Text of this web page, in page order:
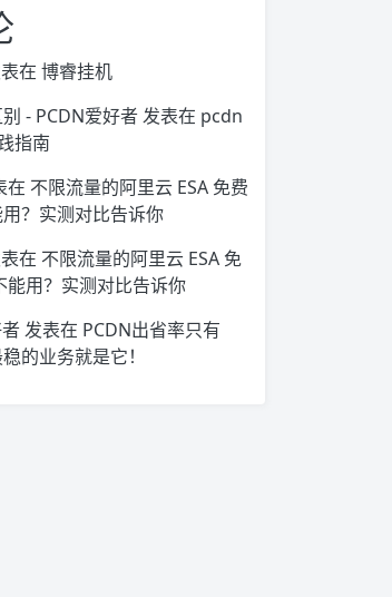
在 博睿挂机
- PCDN爱好者发表在 pcdn
指南
在 不限流量的阿里云 ESA 免费
？实测对比告诉你
在 不限流量的阿里云 ESA 免
能用？实测对比告诉你
发表在 PCDN出省率只有
的业务就是它！